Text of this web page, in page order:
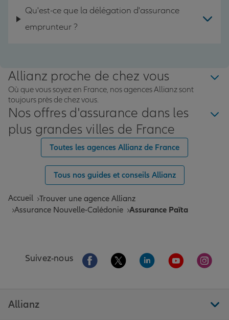
Qu'est-ce que la délégation d'assurance
emprunteur ?
Allianz proche de chez vous
Où que vous soyez en France, nos agences Allianz sont
toujours près de chez vous.
Nos offres d'assurance dans les
plus grandes villes de France
Toutes les agences Allianz de France
Tous nos guides et conseils Allianz
Accueil Trouver une agence Allianz
Assurance Nouvelle-Calédonie Assurance Païta
Suivez-nous Aller sur la page Facebook de Allianz
Aller sur la page Twitter de
Aller sur la page
Aller sur la
Aller
Allianz